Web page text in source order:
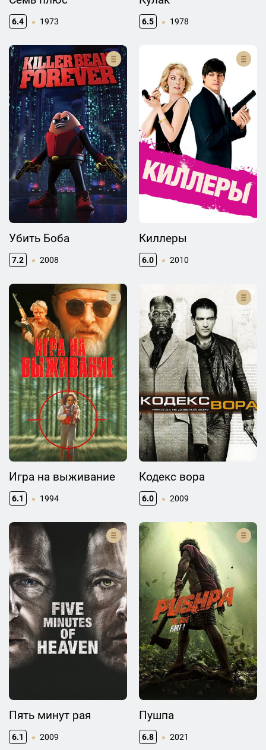
6.4 1973 6.5 1978
Убить Боба
7.2 2008
Киллеры
6.0 2010
Игра на выживание
6.1 1994
Кодекс вора
6.0 2009
Пять минут рая
6.1 2009
Пушпа
6.8 2021